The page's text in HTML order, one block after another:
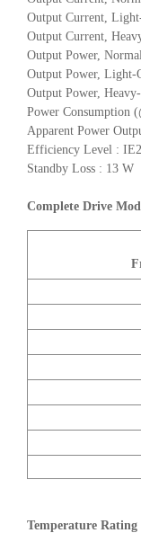
Output Current,
Output Current,
Output Power,
Output Power, Light-
Output Power,
Power Consumption
Apparent Power
Efficiency Level : IE2
Standby Loss : 13 W
Complete Drive
Temperature Rating